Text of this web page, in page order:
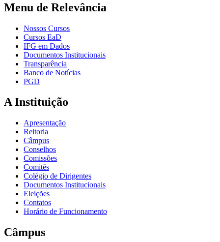
Menu de Relevância
Nossos Cursos
Cursos EaD
IFG em Dados
Documentos Institucionais
Transparência
Banco de Notícias
PGD
A Instituição
Apresentação
Reitoria
Câmpus
Conselhos
Comissões
Comitês
Colégio de Dirigentes
Documentos Institucionais
Eleições
Contatos
Horário de Funcionamento
Câmpus